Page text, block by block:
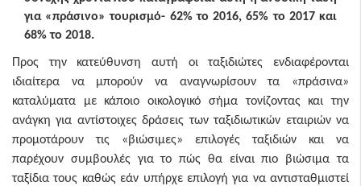
για «πράσινο» τουρισμό- 62% το 2016, 65% το 2017 και
68% το 2018.
Προς την κατεύθυνση αυτή οι ταξιδιώτες ενδιαφέρονται
ιδιαίτερα να μπορούν να αναγνωρίσουν τα «πράσινα»
καταλύματα με κάποιο οικολογικό σήμα τονίζοντας και την
ανάγκη για αντίστοιχες δράσεις των ταξιδιωτικών εταιριών να
προμοτάρουν τις «βιώσιμες» επιλογές ταξιδιών και να
παρέχουν συμβουλές για το πώς θα είναι πιο βιώσιμα τα
ταξίδια τους καθώς εάν υπήρχε επιλογή για να αντισταθμιστεί